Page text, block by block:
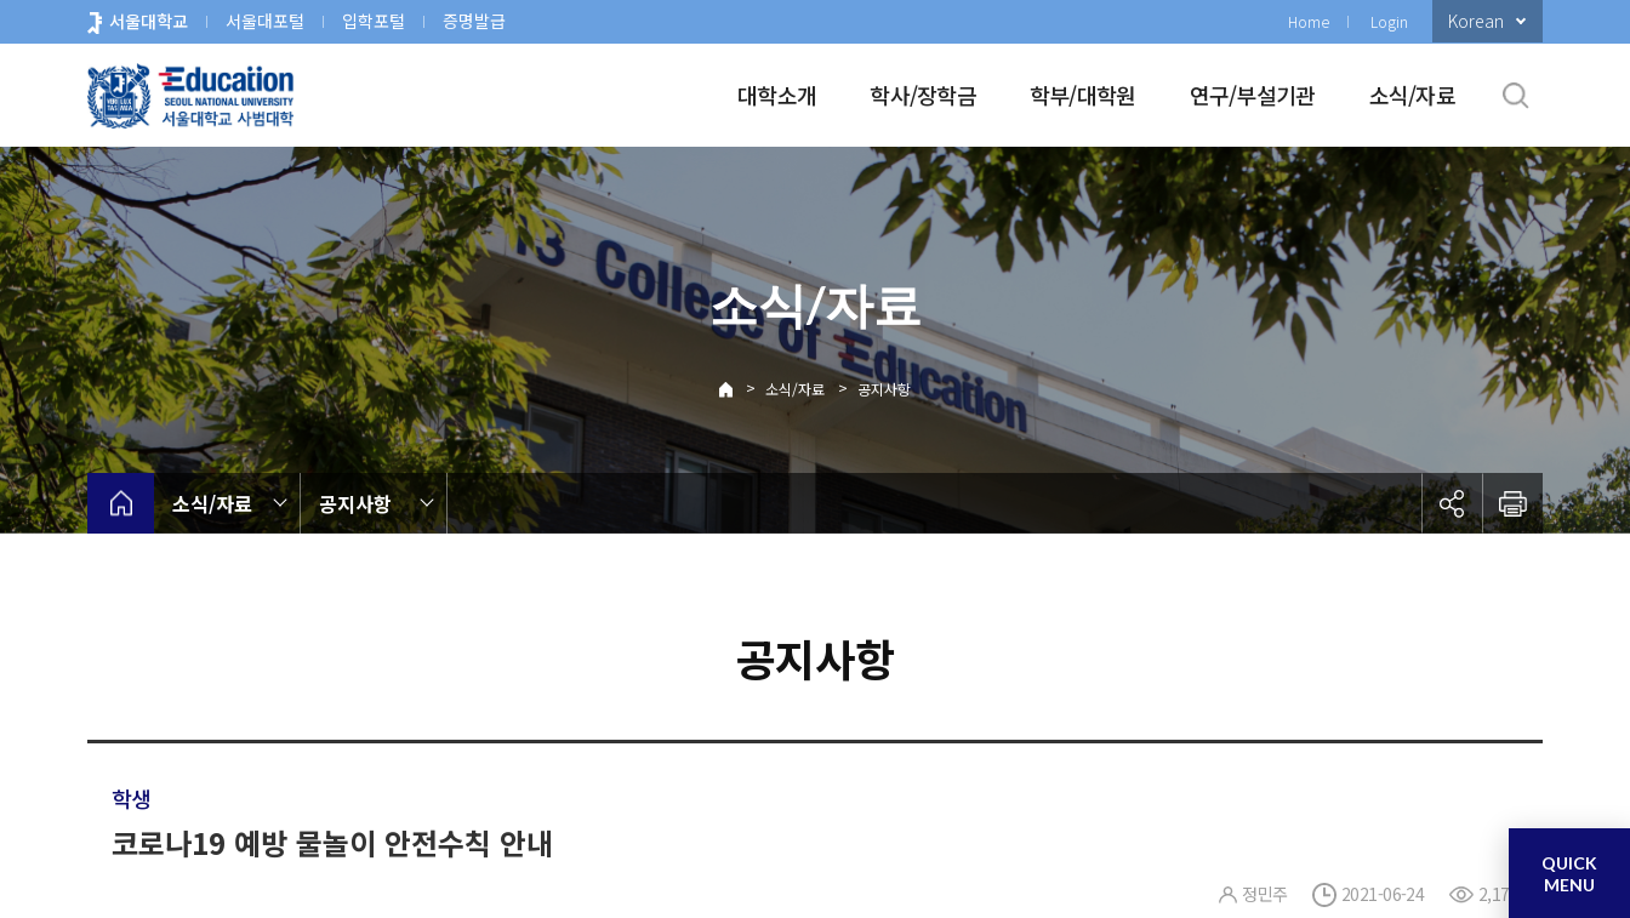
로
뉴
서울대학교 서울대포털 입학포털 증명발급 Home Login Korean
대학소개 학사/장학금 학부/대학원 연구/부설기관 소식/자료
소식/자료
> 소식/자료 > 공지사항
소식/자료 공지사항
공지사항
학생
코로나19 예방 물놀이 안전수칙 안내
정민주 2021-06-24 2,179
QUICK
MENU